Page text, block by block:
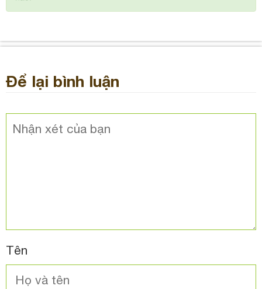
Để lại bình luận
Tên